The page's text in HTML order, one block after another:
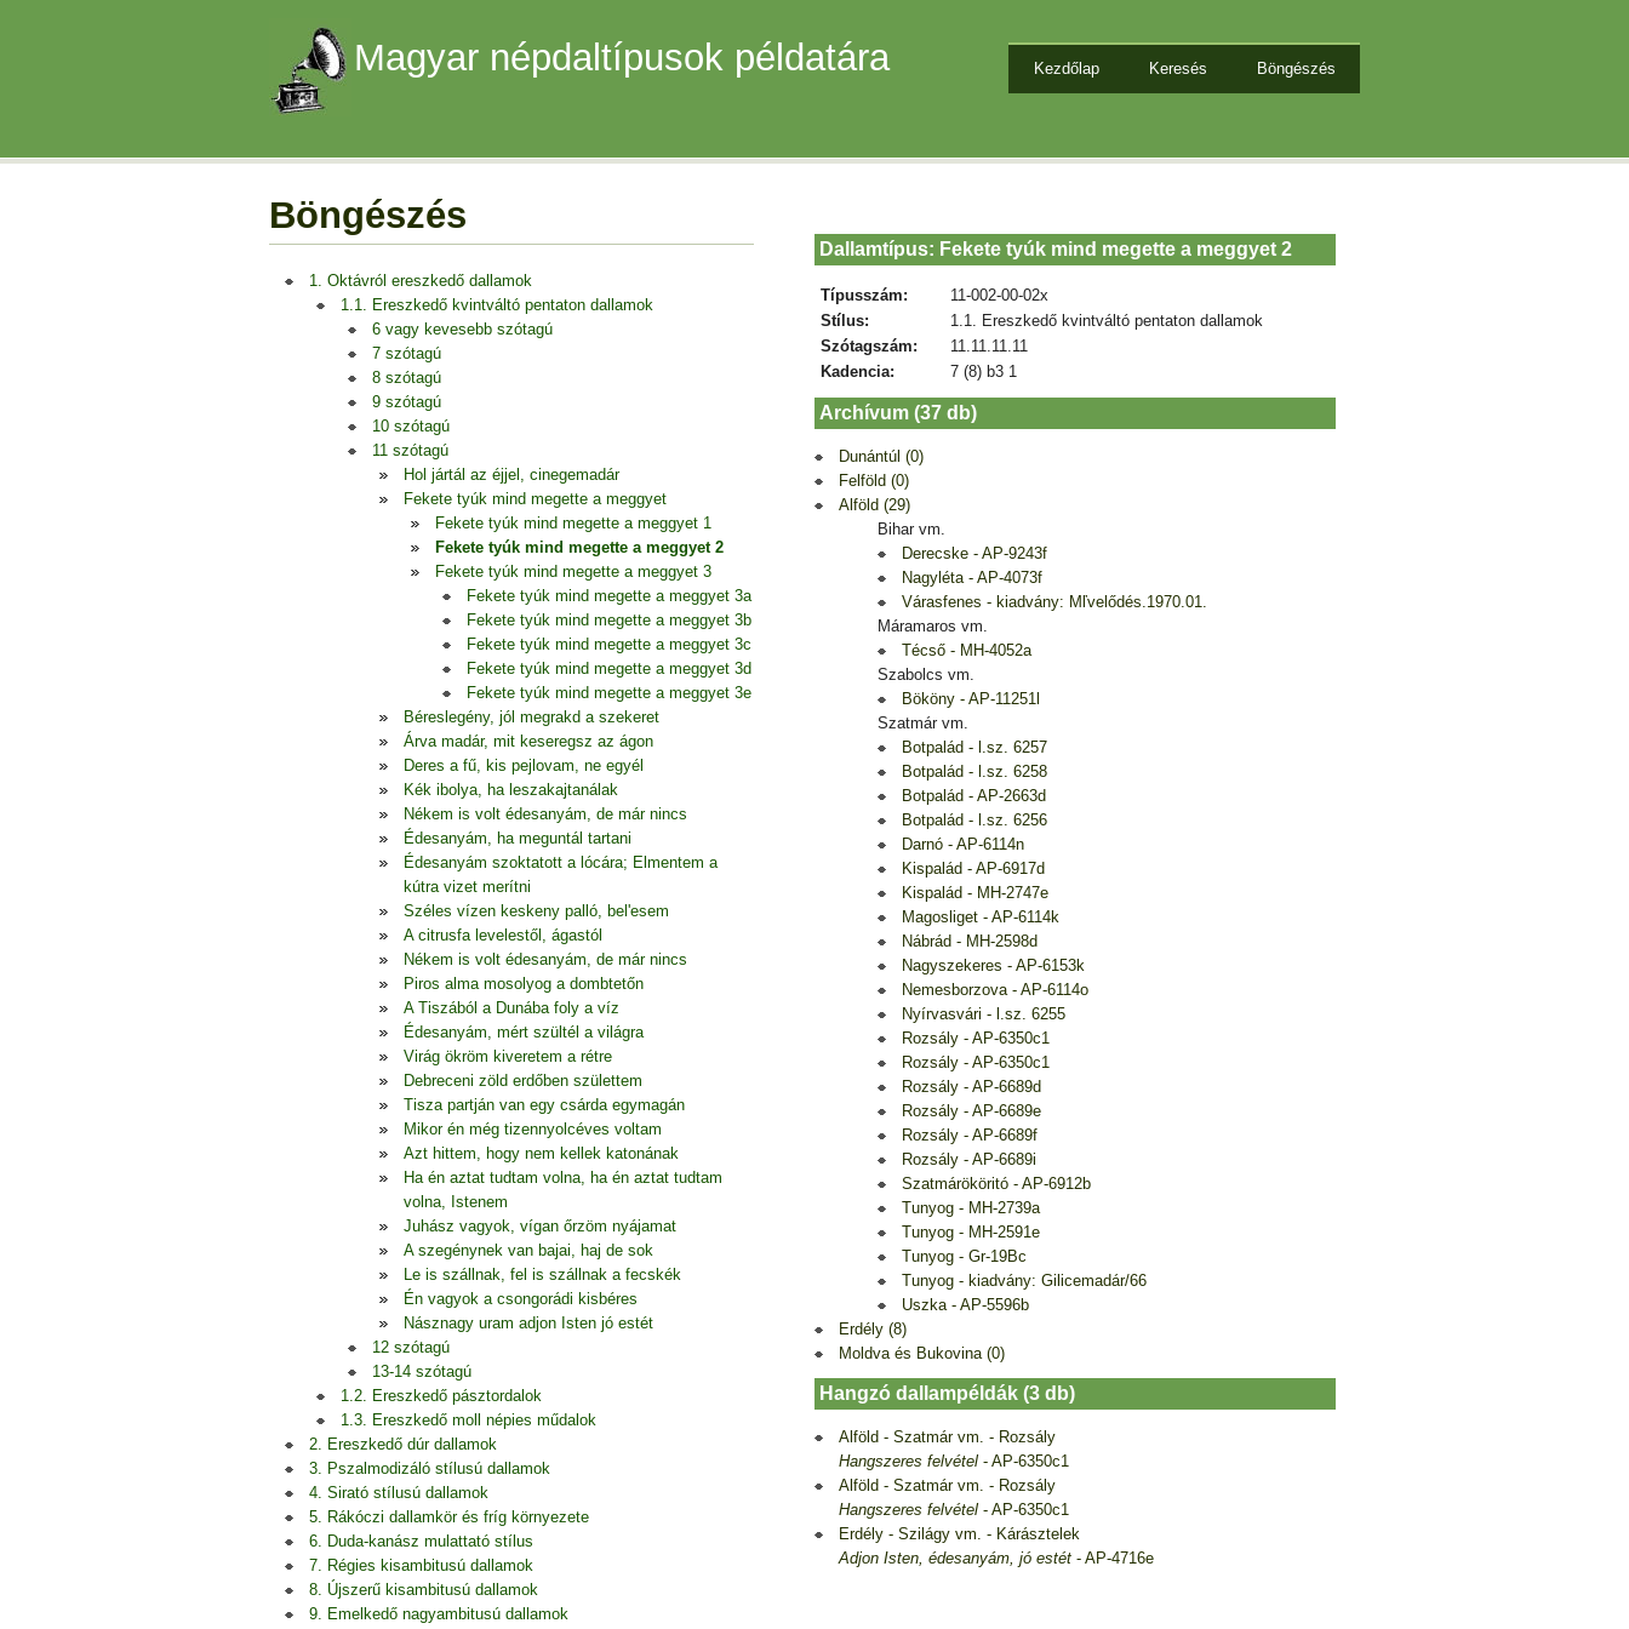
Magyar népdaltípusok példatára Kezdőlap Keresés Böngészés
Böngészés
1. Oktávról ereszkedő dallamok
1.1. Ereszkedő kvintváltó pentaton dallamok
6 vagy kevesebb szótagú
7 szótagú
8 szótagú
9 szótagú
10 szótagú
11 szótagú
Hol jártál az éjjel, cinegemadár
Fekete tyúk mind megette a meggyet
Fekete tyúk mind megette a meggyet 1
Fekete tyúk mind megette a meggyet 2
Fekete tyúk mind megette a meggyet 3
Fekete tyúk mind megette a meggyet 3a
Fekete tyúk mind megette a meggyet 3b
Fekete tyúk mind megette a meggyet 3c
Fekete tyúk mind megette a meggyet 3d
Fekete tyúk mind megette a meggyet 3e
Béreslegény, jól megrakd a szekeret
Árva madár, mit keseregsz az ágon
Deres a fű, kis pejlovam, ne egyél
Kék ibolya, ha leszakajtanálak
Nékem is volt édesanyám, de már nincs
Édesanyám, ha meguntál tartani
Édesanyám szoktatott a lócára; Elmentem a
kútra vizet merítni
Széles vízen keskeny palló, bel'esem
A citrusfa levelestől, ágastól
Nékem is volt édesanyám, de már nincs
Piros alma mosolyog a dombtetőn
A Tiszából a Dunába foly a víz
Édesanyám, mért szültél a világra
Virág ökröm kiveretem a rétre
Debreceni zöld erdőben születtem
Tisza partján van egy csárda egymagán
Mikor én még tizennyolcéves voltam
Azt hittem, hogy nem kellek katonának
Ha én aztat tudtam volna, ha én aztat tudtam
volna, Istenem
Juhász vagyok, vígan őrzöm nyájamat
A szegénynek van bajai, haj de sok
Le is szállnak, fel is szállnak a fecskék
Én vagyok a csongorádi kisbéres
Násznagy uram adjon Isten jó estét
12 szótagú
13-14 szótagú
1.2. Ereszkedő pásztordalok
1.3. Ereszkedő moll népies műdalok
2. Ereszkedő dúr dallamok
3. Pszalmodizáló stílusú dallamok
4. Sirató stílusú dallamok
5. Rákóczi dallamkör és fríg környezete
6. Duda-kanász mulattató stílus
7. Régies kisambitusú dallamok
8. Újszerű kisambitusú dallamok
9. Emelkedő nagyambitusú dallamok
Dallamtípus: Fekete tyúk mind megette a meggyet 2
Típusszám:
11-002-00-02x
Stílus:
1.1. Ereszkedő kvintváltó pentaton dallamok
Szótagszám:
11.11.11.11
Kadencia:
7 (8) b3 1
Archívum (37 db)
Dunántúl (0)
Felföld (0)
Alföld (29)
Bihar vm.
Derecske - AP-9243f
Nagyléta - AP-4073f
Várasfenes - kiadvány: Mľvelődés.1970.01.
Máramaros vm.
Técső - MH-4052a
Szabolcs vm.
Bököny - AP-11251l
Szatmár vm.
Botpalád - l.sz. 6257
Botpalád - l.sz. 6258
Botpalád - AP-2663d
Botpalád - l.sz. 6256
Darnó - AP-6114n
Kispalád - AP-6917d
Kispalád - MH-2747e
Magosliget - AP-6114k
Nábrád - MH-2598d
Nagyszekeres - AP-6153k
Nemesborzova - AP-6114o
Nyírvasvári - l.sz. 6255
Rozsály - AP-6350c1
Rozsály - AP-6350c1
Rozsály - AP-6689d
Rozsály - AP-6689e
Rozsály - AP-6689f
Rozsály - AP-6689i
Szatmárököritó - AP-6912b
Tunyog - MH-2739a
Tunyog - MH-2591e
Tunyog - Gr-19Bc
Tunyog - kiadvány: Gilicemadár/66
Uszka - AP-5596b
Erdély (8)
Moldva és Bukovina (0)
Hangzó dallampéldák (3 db)
Alföld - Szatmár vm. - Rozsály
Hangszeres felvétel - AP-6350c1
Alföld - Szatmár vm. - Rozsály
Hangszeres felvétel - AP-6350c1
Erdély - Szilágy vm. - Kárásztelek
Adjon Isten, édesanyám, jó estét - AP-4716e